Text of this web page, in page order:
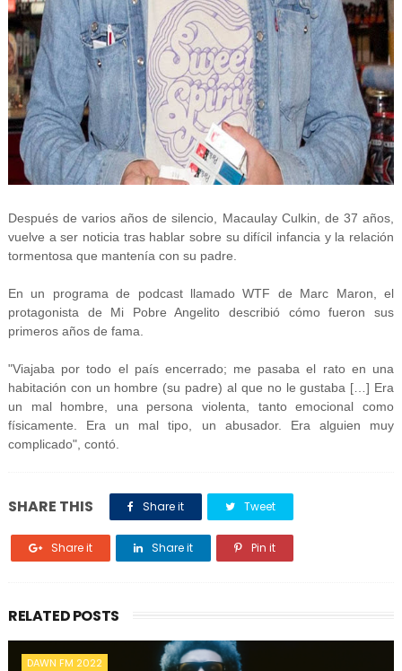
Después de varios años de silencio, Macaulay Culkin, de 37 años,
vuelve a ser noticia tras hablar sobre su difícil infancia y la relación
tormentosa que mantenía con su padre.
En un programa de podcast llamado WTF de Marc Maron, el
protagonista de Mi Pobre Angelito describió cómo fueron sus
primeros años de fama.
"Viajaba por todo el país encerrado; me pasaba el rato en una
habitación con un hombre (su padre) al que no le gustaba […] Era
un mal hombre, una persona violenta, tanto emocional como
físicamente. Era un mal tipo, un abusador. Era alguien muy
complicado", contó.
SHARE THIS Share it Tweet
Share it Share it Pin it
RELATED POSTS
DAWN FM 2022